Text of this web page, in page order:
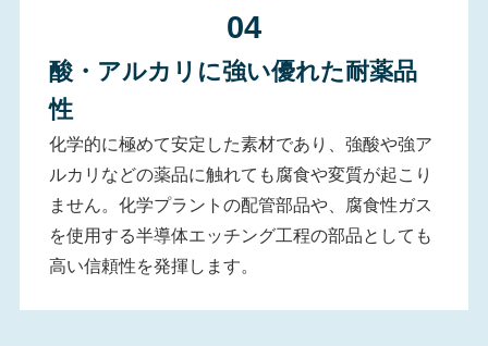
04
酸・アルカリに強い優れた耐薬品
性
化学的に極めて安定した素材であり、強酸や強ア
ルカリなどの薬品に触れても腐食や変質が起こり
ません。化学プラントの配管部品や、腐食性ガス
を使用する半導体エッチング工程の部品としても
高い信頼性を発揮します。